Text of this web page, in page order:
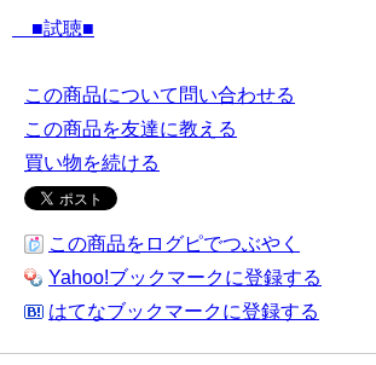
■試聴■
この商品について問い合わせる
この商品を友達に教える
買い物を続ける
この商品をログピでつぶやく
Yahoo!ブックマークに登録する
はてなブックマークに登録する